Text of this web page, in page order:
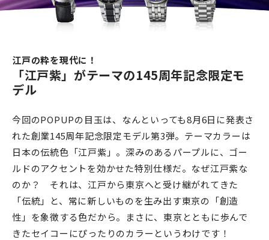
江戸の粋を現代に！
「江戸紫」がテーマの145周年記念限定モ
デル
今回のPOPUPの目玉は、なんといっても8月6日に発表さ
れた創業145周年記念限定モデル第3弾。テーマカラーは
日本の伝統色「江戸紫」。深みのあるパープルに、ゴー
ルドのアクセントを効かせた特別仕様だ。なぜ江戸紫な
のか？ それは、江戸から東京へと受け継がれてきた
「伝統」と、常に新しいものを生み出す東京の「創造
性」を象徴する色だから。まさに、東京とともに歩んで
きたセイコーにぴったりのカラーというわけです！